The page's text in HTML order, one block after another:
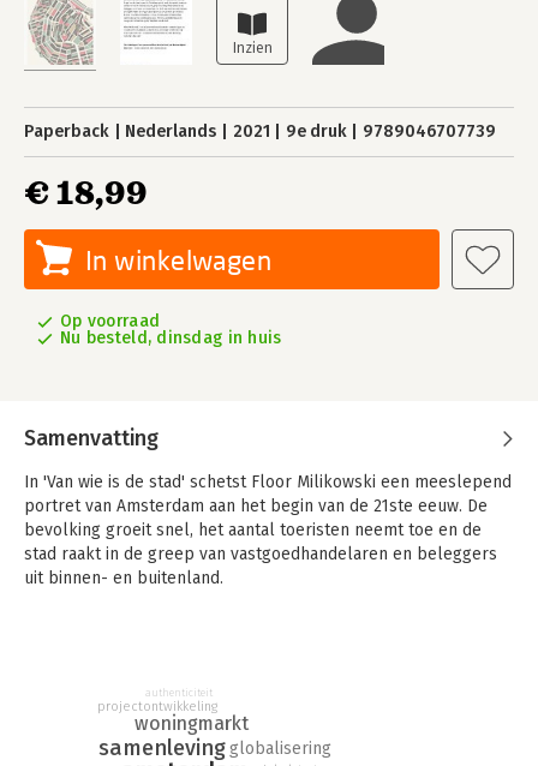
Paperback Nederlands 2021 9e druk 9789046707739
€ 18,99
In winkelwagen
Op voorraad
Nu besteld, dinsdag in huis
Samenvatting
In 'Van wie is de stad' schetst Floor Milikowski een meeslepend
portret van Amsterdam aan het begin van de 21ste eeuw. De
bevolking groeit snel, het aantal toeristen neemt toe en de
stad raakt in de greep van vastgoedhandelaren en beleggers
uit binnen- en buitenland.
middeninkomens. Het zijn ontwikkelingen die ook spelen in
steden als Venetië, Londen en Parijs en die van grote invloed
zijn op de identiteit van de stad.
samenleving
woningmarkt
globalisering
projectontwikkeling
authenticiteit